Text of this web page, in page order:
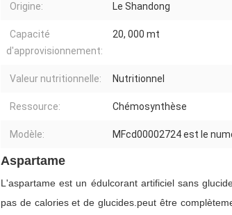
Origine: Le Shandong
Capacité
d'approvisionnement:
20, 000 mt
Valeur nutritionnelle: Nutritionnel
Ressource: Chémosynthèse
Modèle: MFcd00002724 est le
Aspartame
L'aspartame est un édulcorant artificiel sans
pas de calories et de glucides.peut être